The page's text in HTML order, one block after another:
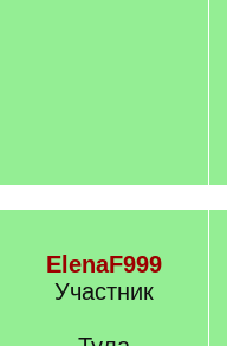
ElenaF999
Участник